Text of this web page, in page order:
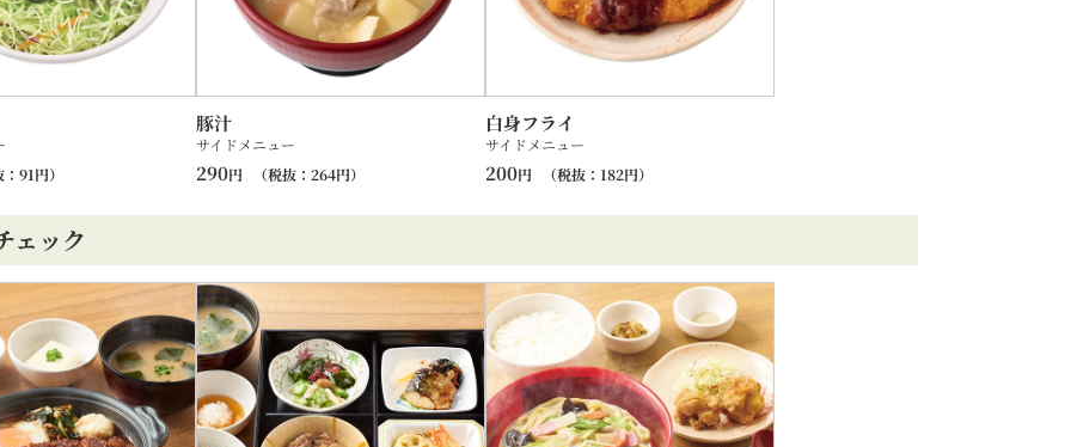
91円）
豚汁
サイドメニュー
290円 （税抜： 264円）
白身フライ
サイドメニュー
200円 （税抜： 182円）
ェック